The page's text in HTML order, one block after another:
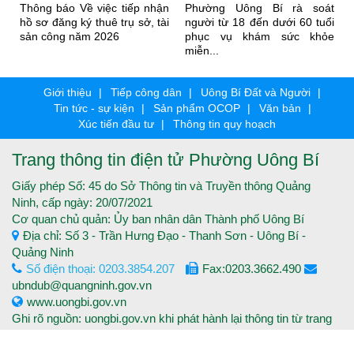
Thông báo Về việc tiếp nhận
hồ sơ đăng ký thuê trụ sở, tài
sản công năm 2026
Phường Uông Bí rà soát
người từ 18 đến dưới 60 tuổi
phục vụ khám sức khỏe
miễn...
Giới thiệu Tiếp công dân
Uông Bí Đất và Người
Tin tức - sự kiện
Sản phẩm OCOP
Văn bản
Xúc tiến đầu tư
Thông tin quy hoạch
Trang thông tin điện tử Phường Uông Bí
Giấy phép Số: 45 do Sở Thông tin và Truyền thông Quảng
Ninh, cấp ngày: 20/07/2021
Cơ quan chủ quản: Ủy ban nhân dân Thành phố Uông Bí
Địa chỉ: Số 3 - Trần Hưng Đạo - Thanh Sơn - Uông Bí -
Quảng Ninh
Số điện thoại: 0203.3854.207
Fax:0203.3662.490
ubndub@quangninh.gov.vn
www.uongbi.gov.vn
Ghi rõ nguồn: uongbi.gov.vn khi phát hành lại thông tin từ trang